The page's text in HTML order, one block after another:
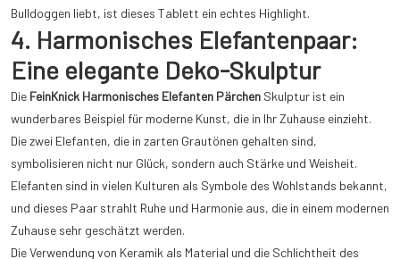
Bulldoggen liebt, ist dieses Tablett ein echtes Highlight.
4. Harmonisches Elefantenpaar:
Eine elegante Deko-Skulptur
Die FeinKnick Harmonisches Elefanten Pärchen Skulptur ist ein
wunderbares Beispiel für moderne Kunst, die in Ihr Zuhause einzieht.
Die zwei Elefanten, die in zarten Grautönen gehalten sind,
symbolisieren nicht nur Glück, sondern auch Stärke und Weisheit.
Elefanten sind in vielen Kulturen als Symbole des Wohlstands bekannt,
und dieses Paar strahlt Ruhe und Harmonie aus, die in einem modernen
Zuhause sehr geschätzt werden.
Die Verwendung von Keramik als Material und die Schlichtheit des